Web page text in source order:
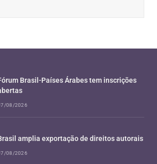
Brasil-Países Árabes tem inscrições
08/2026
amplia exportação de direitos autorais
08/2026